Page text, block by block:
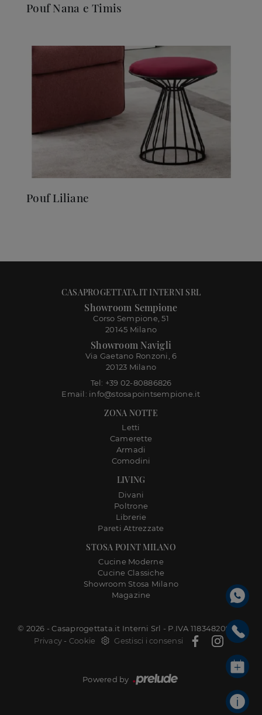
Pouf Nana e Timis
Pouf Liliane
STOSA POINT MILANO
Cucine Moderne
Cucine Classiche
Showroom Stosa Milano
Magazine
LIVING
Divani
Poltrone
Librerie
Pareti Attrezzate
ZONA NOTTE
Letti
Camerette
Armadi
Comodini
CASAPROGETTATA.IT INTERNI SRL
Showroom Sempione
Corso Sempione, 51
20145 Milano
Showroom Navigli
Via Gaetano Ronzoni, 6
20123 Milano
Tel: +39 02-80886826
Email: info@stosapointsempione.it
© 2026 - Casaprogettata.it Interni Srl - P.IVA 11834820968 |
Privacy - Cookie Gestisci i consensi
Powered by